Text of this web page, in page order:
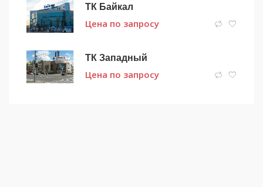
ТК Байкал
Цена по запросу
ТК Западный
Цена по запросу